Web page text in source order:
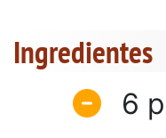
Ingredientes
6